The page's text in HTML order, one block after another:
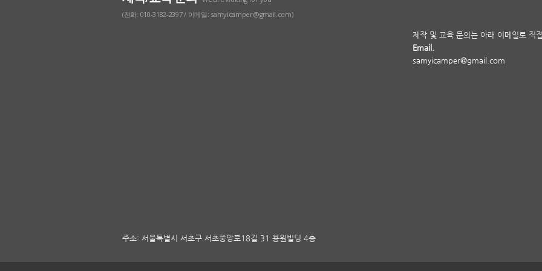
(전화: 010-3182-2397 / 이메일: samyicamper@gmail.com)
주소: 서울특별시 서초구 서초중앙로18길 31 용원빌딩 4층
제작 및 교육 문의는 아래 이메일로 직
Email.
samyicamper@gmail.com